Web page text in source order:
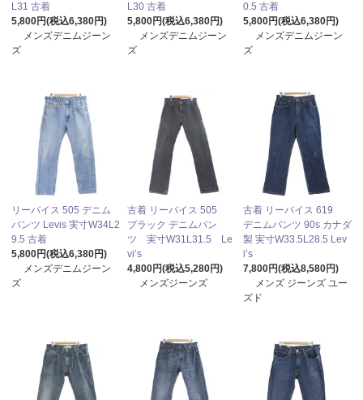
L31 古着
5,800円(税込6,380円)
メンズデニムジーン
ズ
L30 古着
5,800円(税込6,380円)
メンズデニムジーン
ズ
0.5 古着
5,800円(税込6,380円)
メンズデニムジーン
ズ
リーバイス 505 デニム
パンツ Levis 実寸W34L2
9.5 古着
5,800円(税込6,380円)
メンズデニムジーン
ズ
古着 リーバイス 505
ブラック デニムパン
ツ 実寸W31L31.5 Le
vi’s
4,800円(税込5,280円)
メンズジーンズ
古着 リーバイス 619
デニムパンツ 90s カナダ
製 実寸W33.5L28.5 Lev
i’s
7,800円(税込8,580円)
メンズ ジーンズ ユー
ズド